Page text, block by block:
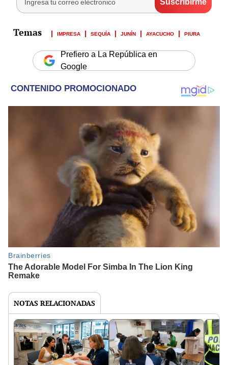
IMPRESA SEQUÍA JUNÍN AYACUCHO PIURA
Prefiero a La República en
Google
NOTAS RELACIONADAS